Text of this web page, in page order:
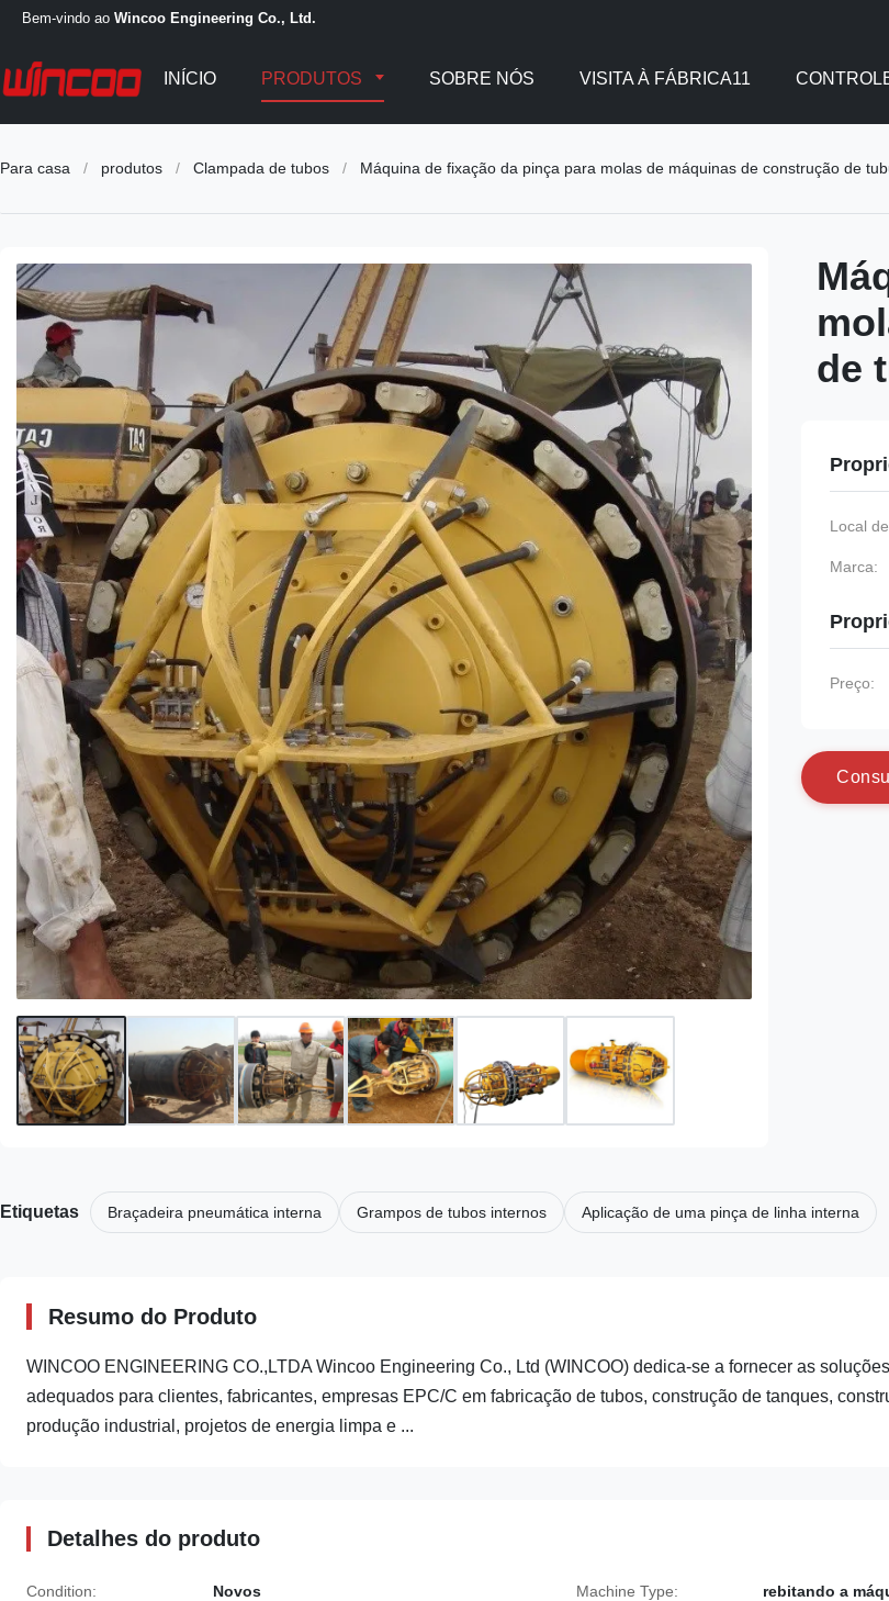
Bem-vindo ao Wincoo Engineering Co., Ltd.
INÍCIO PRODUTOS SOBRE NÓS VISITA À FÁBRICA11
Para casa / produtos / Clampada de tubos / Máquina de fixação da pinça para molas de máquinas de construção de
de
Local
Marca:
Preço:
Consu
Etiquetas Braçadeira pneumática interna Grampos de tubos internos Aplicação de uma pinça de linha interna
Resumo do Produto
WINCOO ENGINEERING CO.,LTDA Wincoo Engineering Co., Ltd (WINCOO) dedica-se a fornecer as
adequados para clientes, fabricantes, empresas EPC/C em fabricação de tubos, construção de tanques,
produção industrial, projetos de energia limpa e ...
Detalhes do produto
Condition: Novos Machine Type: rebitando a